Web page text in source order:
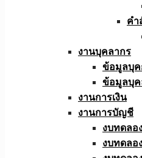
คำ
งานบุคลากร
ข้อมูลบุค
ข้อมูลบุค
งานการเงิน
งานการบัญชี
งบทดลอ
งบทดลอ